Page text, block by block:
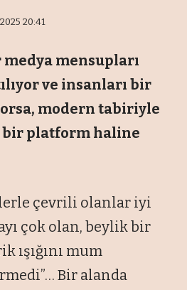
20:41
mensupları
ve insanları bir
modern tabiriyle
bir platform haline
çevrili olanlar iyi
çok olan, beylik bir
ışığını mum
Bir alanda